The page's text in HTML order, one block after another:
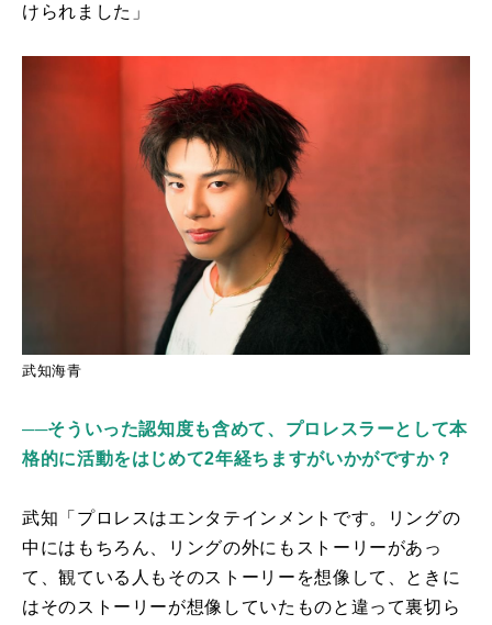
けられました」
武知海青
──そういった認知度も含めて、プロレスラーとして本
格的に活動をはじめて2年経ちますがいかがですか？
武知「プロレスはエンタテインメントです。リングの
中にはもちろん、リングの外にもストーリーがあっ
て、観ている人もそのストーリーを想像して、ときに
はそのストーリーが想像していたものと違って裏切ら